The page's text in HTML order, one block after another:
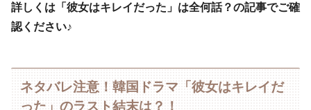
詳しくは「彼女はキレイだった」は全何話？の記事でご確
認ください♪
ネタバレ注意！韓国ドラマ「彼女はキレイだ
った」のラスト結末は？！